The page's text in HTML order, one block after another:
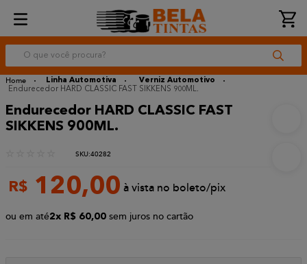
O que você procura?
Linha Automotiva
Verniz Automotivo
Endurecedor HARD CLASSIC FAST SIKKENS 900ML.
Endurecedor HARD CLASSIC FAST
SIKKENS 900ML.
:40282
R$ 120,00 à vista no boleto/pix
ou em até2 R$ 60,00 sem juros no cartão